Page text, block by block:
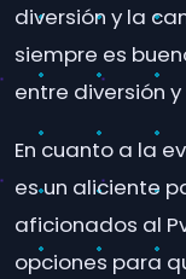
diversión y la
siempre es
entre diversión
En cuanto a la
es un aliciente
aficionados al
opciones para